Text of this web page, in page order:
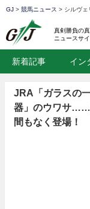
GJ > 競馬ニュース > シルヴェ
真剣勝負の
ニュースサ
新着記事 イン
JRA「ガラスの
器」のウワサ……
間もなく登場！